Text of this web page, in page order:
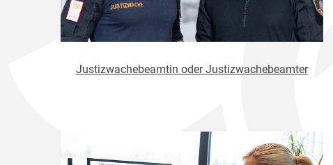
Justizwachebeamtin oder Justizwachebeamter